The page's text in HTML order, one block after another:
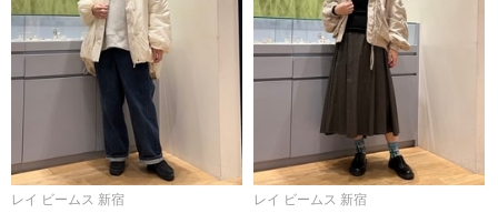
レイ ビームス 新宿 レイ ビームス 新宿